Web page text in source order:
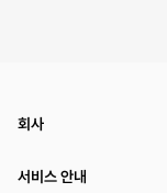
회사
서비스 안내